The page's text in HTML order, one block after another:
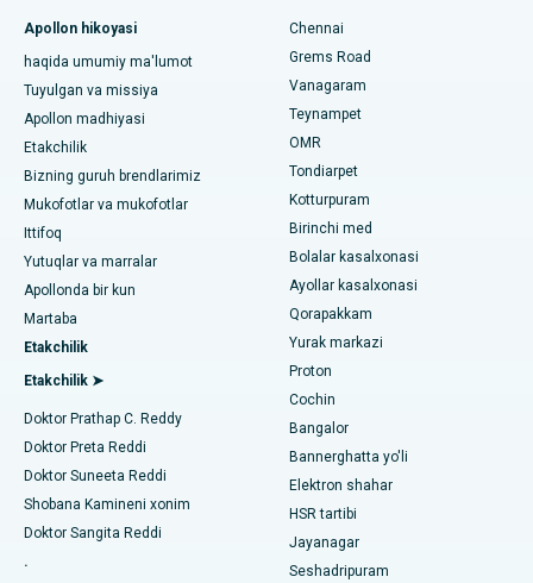
Tish shifokorini toping
Pediatrni toping
Dermatologni toping
Urologni toping
Diabetologni toping
Ginekologni toping
Paschim Boragaon, Guwahati shahridagi eng yaxshi shifoxona
Chennaydagi PH Roaddagi eng yaxshi kasalxona
Chennaydagi ming chiroqlardagi eng yaxshi yurak markazi
Jubilee Hillsdagi eng yaxshi kasalxona, Haydarobod
Tondiarpet, Chennai shahridagi eng yaxshi shifoxona
Kotturpuram, Chennai shahridagi eng yaxshi shifoxona
Kovai yo'lidagi eng yaxshi kasalxona, Karur
Karapakkam, Chennaydagi eng yaxshi shifoxona
Arilova, Vizagdagi eng yaxshi shifoxona
Kanpur yo'lidagi eng yaxshi kasalxona, Laknau
Noida shtatidagi 26-sektordagi eng yaxshi shifoxona
Fast Track kunlik parvarishlash tizzalarini almashtirish
Sleeve gastrektomi
Lasik jarrohlik
liposuction
Koroner angiografiya
Transkateter Aorta valfini almashtirish
MitraClip vana ta'mirlash
Kateterni yo'q qilish
ACL rekonstruksiya jarrohligi
Orqaga elkalarni almashtirish
Apollon hikoyasi
haqida umumiy ma'lumot
Tuyulgan va missiya
Apollon madhiyasi
Etakchilik
Bizning guruh brendlarimiz
Mukofotlar va mukofotlar
Ittifoq
Yutuqlar va marralar
Apollonda bir kun
Martaba
Etakchilik
Etakchilik ➤
Doktor Prathap C. Reddy
Doktor Preta Reddi
Doktor Suneeta Reddi
Shobana Kamineni xonim
Doktor Sangita Reddi
.
Chennai
Grems Road
Vanagaram
Teynampet
OMR
Tondiarpet
Kotturpuram
Birinchi med
Bolalar kasalxonasi
Ayollar kasalxonasi
Qorapakkam
Yurak markazi
Proton
Cochin
Bangalor
Bannerghatta yo'li
Elektron shahar
HSR tartibi
Jayanagar
Seshadripuram